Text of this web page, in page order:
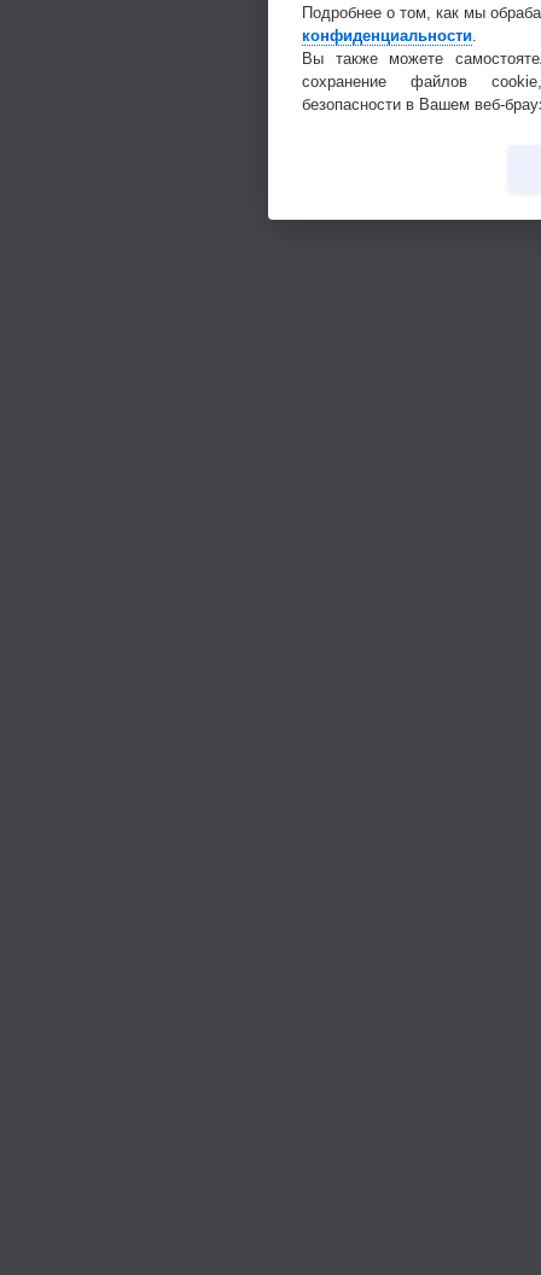
Подробнее о том, как мы
конфиденциальности
Вы также можете
сохранение файлов
безопасности в Вашем веб-